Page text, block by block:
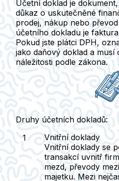
Účetní doklad je
důkaz o uskutečněné
prodej, nákup nebo
účetního dokladu je
Pokud jste plátci DPH,
jako daňový doklad a musí
náležitosti podle zákona.
Druhy účetních dokladů:
Vnitřní doklady
Vnitřní doklady se
transakcí uvnitř
mezd, převody
majetku. Mezi